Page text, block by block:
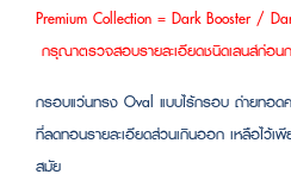
Premium Collection = Dark Booster /
กรุณาตรวจสอบรายละเอียดชนิดเลนส์ก่อ
กรอบแว่นทรง Oval แบบไร้กรอบ ถ่ายทอด
ที่ลดทอนรายละเอียดส่วนเกินออก เหลือไว้เพี
สมัย